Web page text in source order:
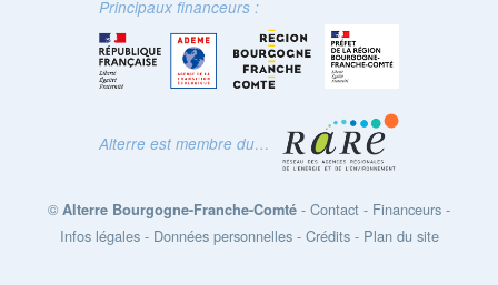
Principaux financeurs :
Alterre est membre du…
© Alterre Bourgogne-Franche-Comté - Contact - Financeurs -
Infos légales- Données personnelles- Crédits- Plan du site